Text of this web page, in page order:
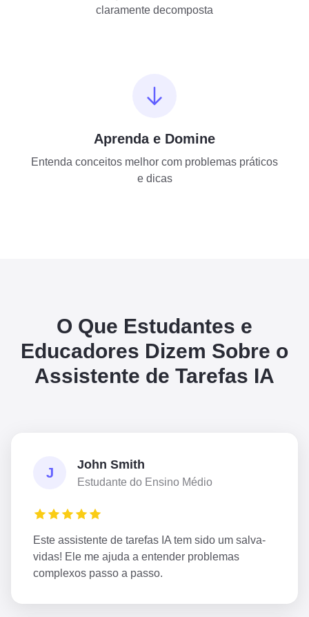
claramente decomposta
Aprenda e Domine
Entenda conceitos melhor com problemas práticos
e dicas
O Que Estudantes e
Educadores Dizem Sobre o
Assistente de Tarefas IA
J
John Smith
Estudante do Ensino Médio
Este assistente de tarefas IA tem sido um salva-
vidas! Ele me ajuda a entender problemas
complexos passo a passo.